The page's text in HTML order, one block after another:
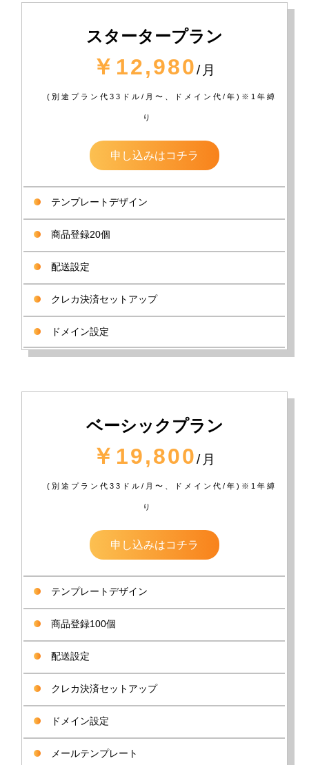
スタータープラン
￥12,980/月
(別途プラン代33ドル/月〜、ドメイン代/年)※1年縛
り
申し込みはコチラ
テンプレートデザイン
商品登録20個
配送設定
クレカ決済セットアップ
ドメイン設定
ベーシックプラン
￥19,800/月
(別途プラン代33ドル/月〜、ドメイン代/年)※1年縛
り
申し込みはコチラ
テンプレートデザイン
商品登録100個
配送設定
クレカ決済セットアップ
ドメイン設定
メールテンプレート